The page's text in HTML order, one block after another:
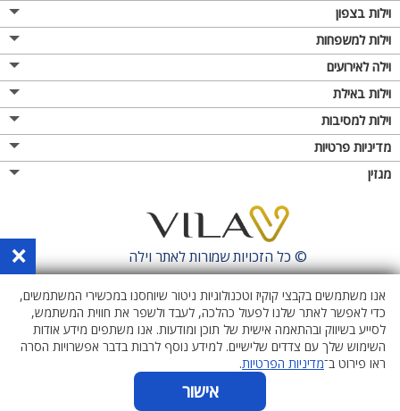
וילות בצפון
וילות למשפחות
וילה לאירועים
וילות באילת
וילות למסיבות
מדיניות פרטיות
מגזין
© כל הזכויות שמורות לאתרוילה ×
אנו משתמשים בקבצי קוקיז וטכנולוגיות ניטור שיוחסנו במכשירי המשתמשים,
כדי לאפשר לאתר שלנו לפעול כהלכה, לעבד ולשפר את חווית המשתמש,
לסייע בשיווק ובהתאמה אישית של תוכן ומודעות. אנו משתפים מידע אודות
השימוש שלך עם צדדים שלישיים. למידע נוסף לרבות בדבר אפשרויות הסרה
ראו פירוט ב־מדיניות הפרטיות.
אישור